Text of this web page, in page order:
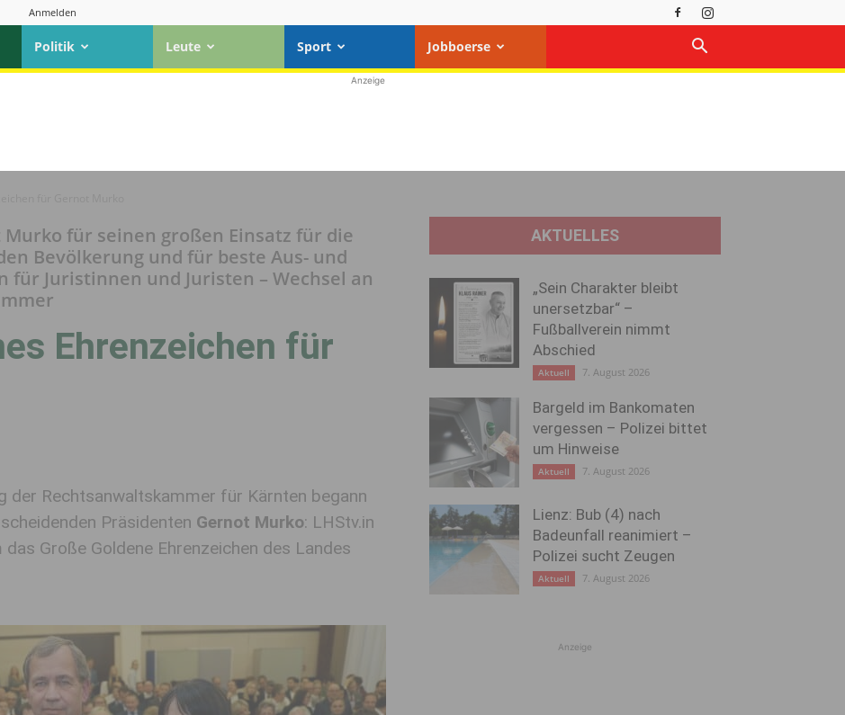
Anmelden
Politik Leute Sport Jobboerse
Anzeige
für seinen großen Einsatz für die
Bevölkerung und für beste Aus- und
Juristinnen und Juristen – Wechsel an
Ehrenzeichen für
der Rechtsanwaltskammer für Kärnten begann
Präsidenten Gernot Murko: LHStv.in
Große Goldene Ehrenzeichen des Landes
AKTUELLES
„Sein Charakter bleibt
unersetzbar“ –
Fußballverein nimmt
Abschied
Aktuell 7. August 2026
Bargeld im Bankomaten
vergessen – Polizei bittet
um Hinweise
Aktuell 7. August 2026
Lienz: Bub (4) nach
Badeunfall reanimiert –
Polizei sucht Zeugen
Aktuell 7. August 2026
Anzeige